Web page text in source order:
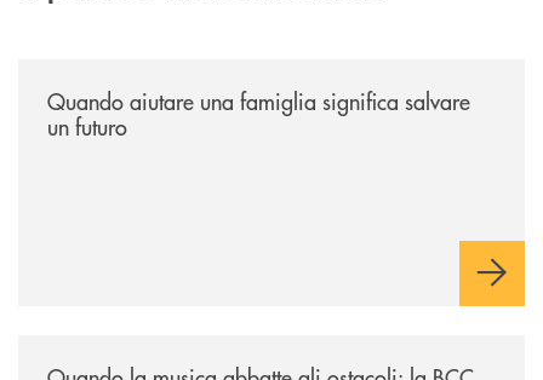
Quando aiutare una famiglia significa salvare
un futuro